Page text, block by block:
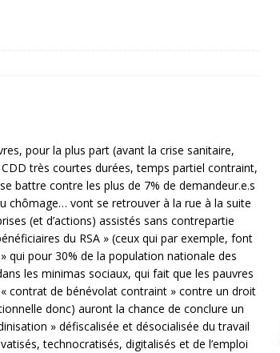
pour la plus part (avant la crise sanitaire,
très courtes durées, temps partiel contraint,
battre contre les plus de 7% de demandeur.e.s
chômage… vont se retrouver à la rue à la suite
(et d’actions) assistés sans contrepartie
du RSA » (ceux qui par exemple, font
qui pour 30% de la population nationale des
les minimas sociaux, qui fait que les pauvres
contrat de bénévolat contraint » contre un droit
donc) auront la chance de conclure un
» défiscalisée et désocialisée du travail
technocratisés, digitalisés et de l’emploi